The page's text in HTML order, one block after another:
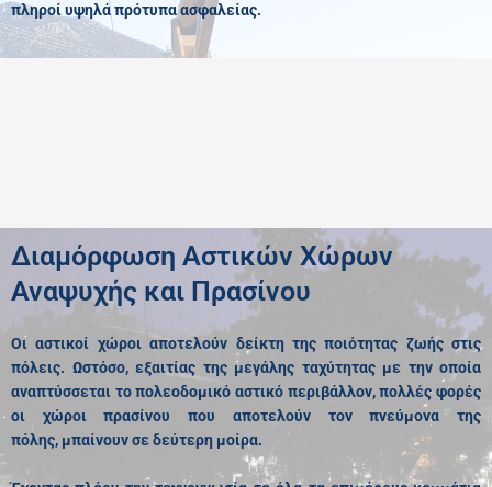
πληροί υψηλά πρότυπα ασφαλείας.
Διαμόρφωση Αστικών Χώρων
Αναψυχής και Πρασίνου
Οι αστικοί χώροι αποτελούν δείκτη της ποιότητας ζωής στις
πόλεις. Ωστόσο, εξαιτίας της μεγάλης ταχύτητας με την οποία
αναπτύσσεται το πολεοδομικό αστικό περιβάλλον, πολλές φορές
οι χώροι πρασίνου που αποτελούν τον πνεύμονα της
πόλης, μπαίνουν σε δεύτερη μοίρα.